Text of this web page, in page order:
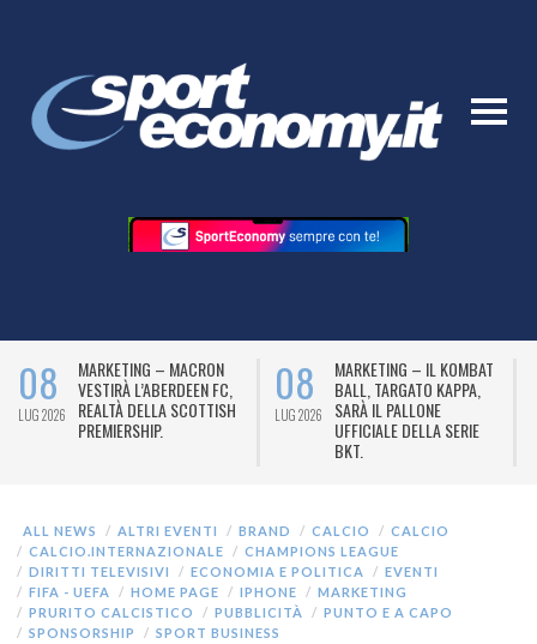
08
LUG 2026
MARKETING – MACRON
VESTIRÀ L’ABERDEEN FC,
REALTÀ DELLA SCOTTISH
PREMIERSHIP.
08
LUG 2026
MARKETING – IL KOMBAT
BALL, TARGATO KAPPA,
SARÀ IL PALLONE
UFFICIALE DELLA SERIE
BKT.
ALL NEWS ALTRI EVENTI BRAND CALCIO
CALCIO
CALCIO.INTERNAZIONALE
CHAMPIONS LEAGUE
DIRITTI TELEVISIVI
ECONOMIA E POLITICA
EVENTI
FIFA - UEFA
HOME PAGE IPHONE
MARKETING
PRURITO CALCISTICO
PUBBLICITÀ
PUNTO E A CAPO
SPONSORSHIP
SPORT BUSINESS